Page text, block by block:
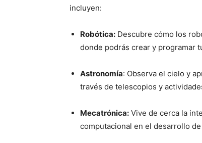
incluyen:
Robótica: Descubre cómo los
donde podrás crear y programar
Astronomía: Observa el cielo y
través de telescopios y
Mecatrónica: Vive de cerca la
computacional en el desarrollo